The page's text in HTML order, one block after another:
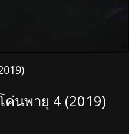
นพายุ 4 (2019)